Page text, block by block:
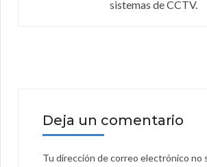
sistemas de CCTV.
Deja un comentario
Tu dirección de correo electrónico no